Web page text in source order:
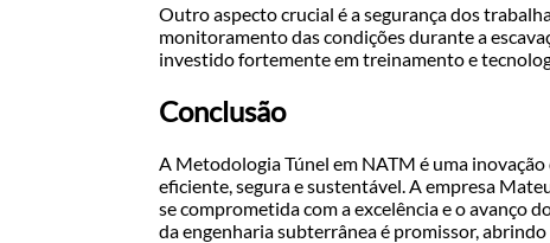
Outro aspecto crucial é a segurança dos
monitoramento das condições durante a
investido fortemente em treinamento e
Conclusão
A Metodologia Túnel em NATM é uma
eficiente, segura e sustentável. A empresa
se comprometida com a excelência e o avanço
da engenharia subterrânea é promissor,